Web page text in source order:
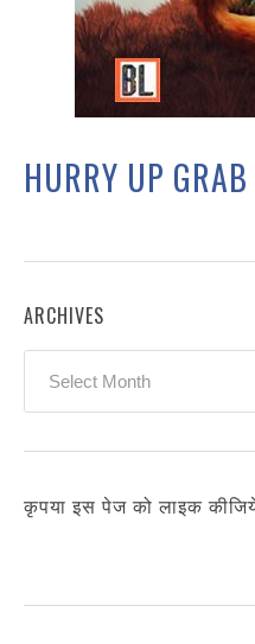
HURRY UP
ARCHIVES
कृपया इस पेज को लाइक